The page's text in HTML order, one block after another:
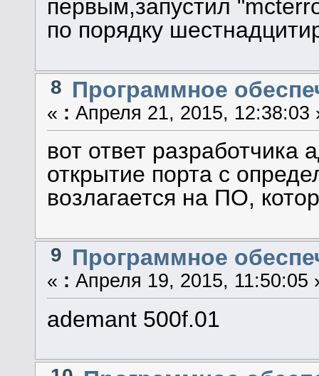
первым,запустил
по порядку
8 Программное
« : Апреля 21, 2015, 12:38:03
вот ответ разработчика
открытие порта с
возлагается на ПО,
9 Программное
« : Апреля 19, 2015, 11:50:05
ademant 500f.01